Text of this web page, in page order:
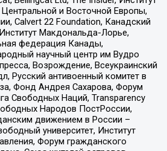
и Восточной Европы,
Calvert 22 Foundation, Канадский
Макдональда-Лорье,
федерация Канады,
научный центр им Вудро
Возрождение, Всеукраинский
Русский антивоенный комитет в
Фонд Андрея Сахарова, Форум
Свободных Наций, Transparеncy
Народов ПостРоссии,
движением в России –
университет, Институт
Форум гражданского